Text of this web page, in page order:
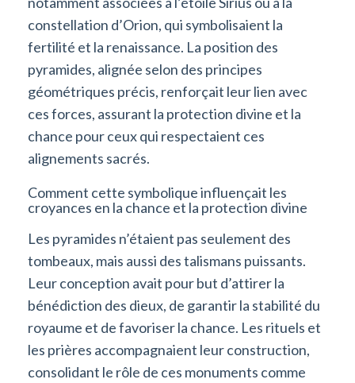
constellation d’Orion, qui symbolisaient la
fertilité et la renaissance. La position des
pyramides, alignée selon des principes
géométriques précis, renforçait leur lien avec
ces forces, assurant la protection divine et la
chance pour ceux qui respectaient ces
alignements sacrés.
Comment cette symbolique influençait les
croyances en la chance et la protection divine
Les pyramides n’étaient pas seulement des
tombeaux, mais aussi des talismans puissants.
Leur conception avait pour but d’attirer la
bénédiction des dieux, de garantir la stabilité du
royaume et de favoriser la chance. Les rituels et
les prières accompagnaient leur construction,
consolidant le rôle de ces monuments comme